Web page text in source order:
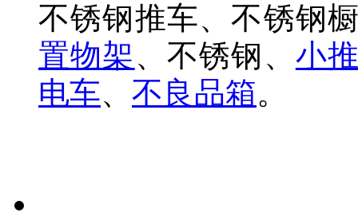
不锈钢推车、不锈钢
置物架、不锈钢、 小
电车、 不良品箱。